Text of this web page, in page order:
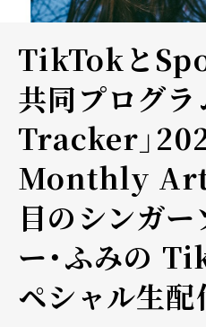
TikTokと
共同プログラ
Tracker」
Monthly
目のシンガ
ー・ふみの
ペシャル生配